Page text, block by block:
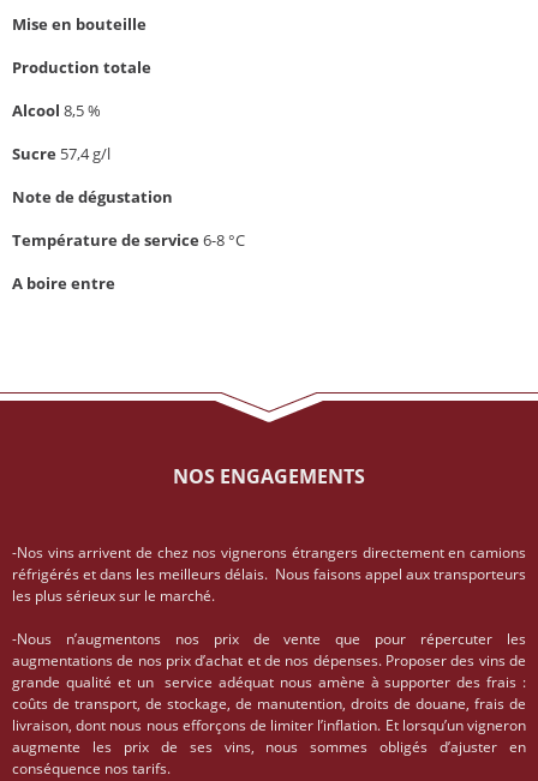
Mise en bouteille
Production totale
Alcool 8,5 %
Sucre 57,4 g/l
Note de dégustation
Température de service 6-8 °C
A boire entre
NOS ENGAGEMENTS
-Nos vins arrivent de chez nos vignerons étrangers directement en camions
réfrigérés et dans les meilleurs délais. Nous faisons appel aux transporteurs
les plus sérieux sur le marché.
-Nous n’augmentons nos prix de vente que pour répercuter les
augmentations de nos prix d’achat et de nos dépenses. Proposer des vins de
grande qualité et un service adéquat nous amène à supporter des frais :
coûts de transport, de stockage, de manutention, droits de douane, frais de
livraison, dont nous nous efforçons de limiter l’inflation. Et lorsqu’un vigneron
augmente les prix de ses vins, nous sommes obligés d’ajuster en
conséquence nos tarifs.